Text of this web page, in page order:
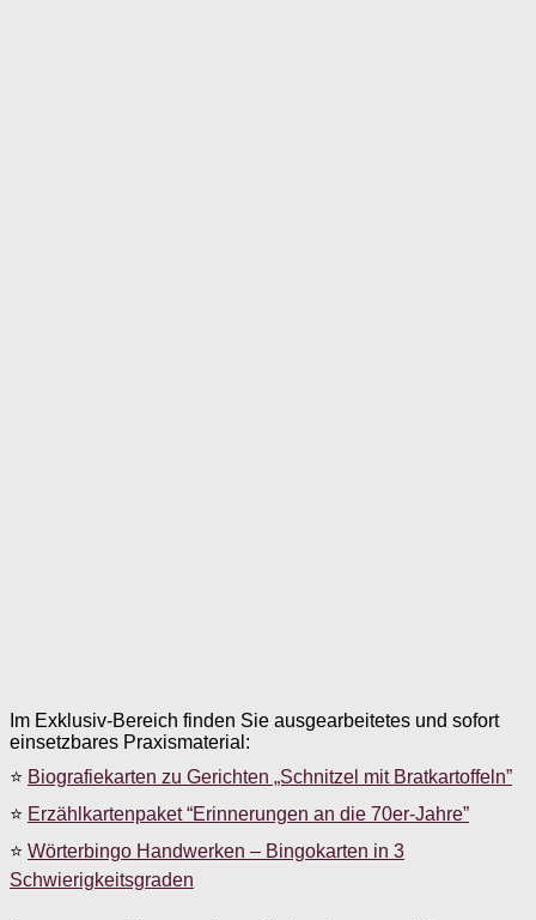
Im Exklusiv-Bereich finden Sie ausgearbeitetes und sofort
einsetzbares Praxismaterial:
⭐ Biografiekarten zu Gerichten „Schnitzel mit Bratkartoffeln”
⭐ Erzählkartenpaket “Erinnerungen an die 70er-Jahre”
⭐ Wörterbingo Handwerken – Bingokarten in 3
Schwierigkeitsgraden